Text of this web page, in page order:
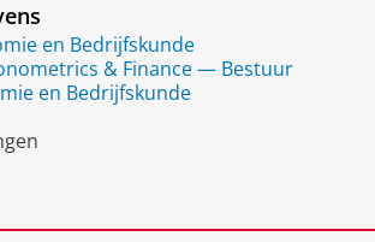
en Bedrijfskunde
& Finance — Bestuur
en Bedrijfskunde